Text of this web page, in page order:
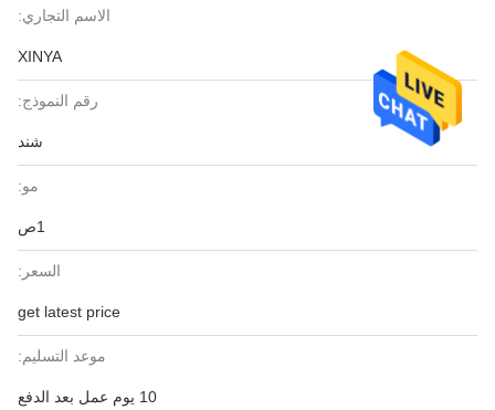
الاسم التجاري:
XINYA
رقم النموذج:
شند
مو:
السعر:
get latest price
موعد التسليم:
10 يوم عمل بعد الدفع